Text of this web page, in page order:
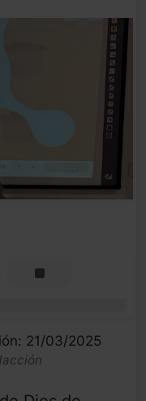
21/03/2025